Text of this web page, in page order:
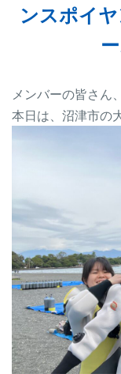
ンスポイ
メンバーの皆さん
本日は、沼津市の